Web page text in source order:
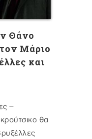
Θάνο
Μάριο
και
–
θα